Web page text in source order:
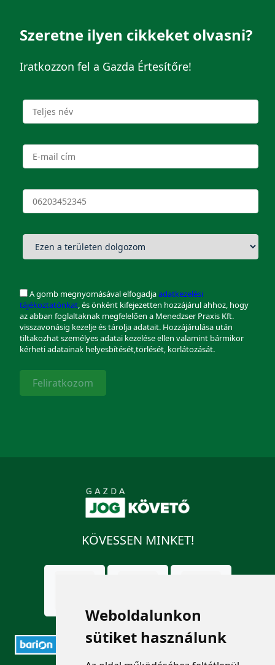
Weboldalunkon
sütiket használunk
Szeretne ilyen cikkeket olvasni?
Iratkozzon fel a Gazda Értesítőre!
A gomb megnyomásával elfogadjaadatkezelési
tájékoztatónkat, és önként kifejezetten hozzájárul ahhoz, hogy
az abban foglaltaknak megfelelően a Menedzser Praxis Kft.
visszavonásig kezelje és tárolja adatait. Hozzájárulása után
tiltakozhat személyes adatai kezelése ellen valamint bármikor
kérheti adatainak helyesbítését,törlését, korlátozását.
Feliratkozom
KÖVESSEN MINKET!